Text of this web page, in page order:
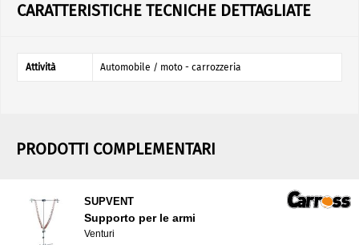
CARATTERISTICHE TECNICHE DETTAGLIATE
Attività Automobile / moto - carrozzeria
PRODOTTI COMPLEMENTARI
SUPVENT
Supporto per le armi
Venturi